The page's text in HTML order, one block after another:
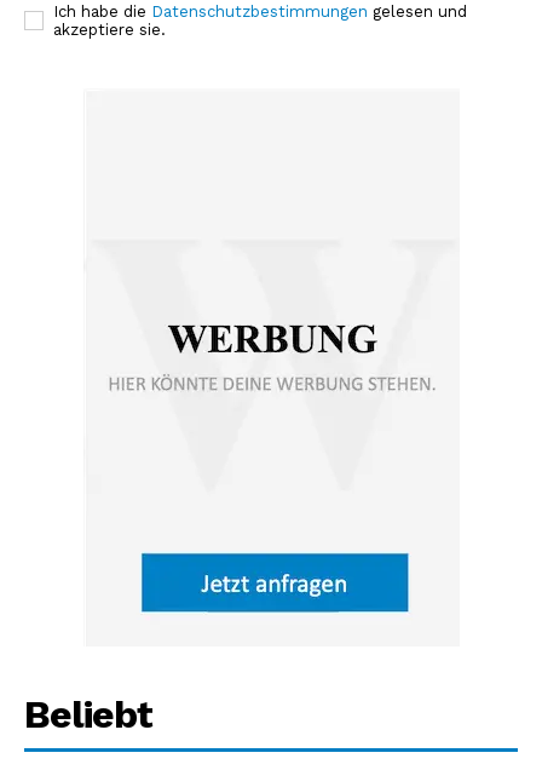
Ich habe die Datenschutzbestimmungen gelesen und
akzeptiere sie.
Beliebt